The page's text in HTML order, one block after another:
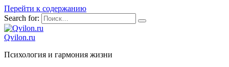
Перейти к содержанию
Search for:
Qvilon.ru
Психология и гармония жизни